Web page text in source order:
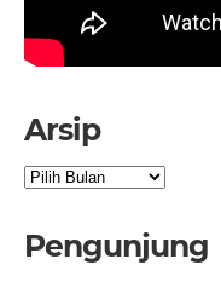
Arsip
Arsip
Pengunjung